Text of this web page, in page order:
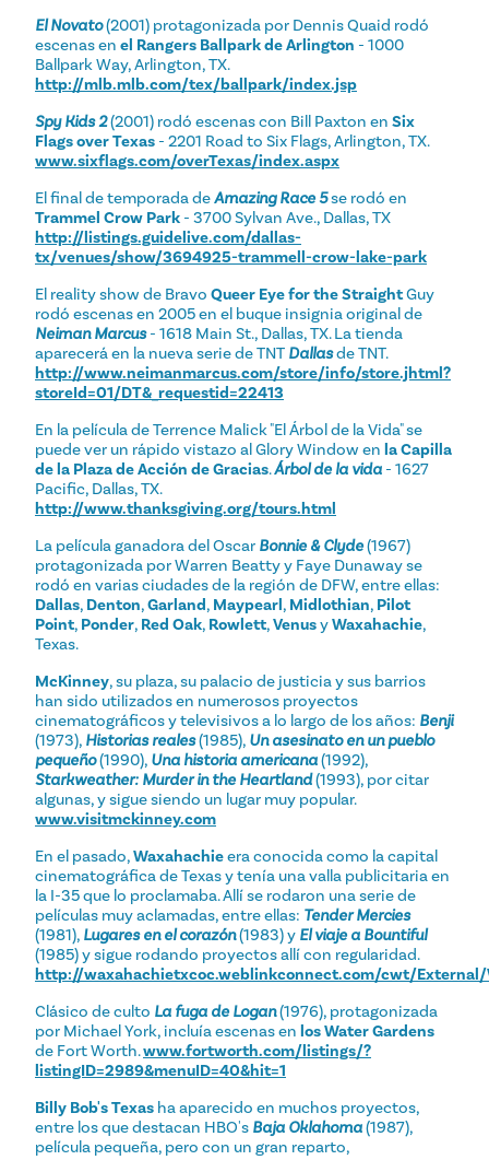
El Novato(2001) protagonizada por Dennis Quaid rodó
escenas en el Rangers Ballpark de Arlington - 1000
Ballpark Way, Arlington, TX.
http://mlb.mlb.com/tex/ballpark/index.jsp
Spy Kids 2(2001) rodó escenas con Bill Paxton en Six
Flags over Texas - 2201 Road to Six Flags, Arlington, TX.
www.sixflags.com/overTexas/index.aspx
El final de temporada deAmazing Race 5se rodó en
Trammel Crow Park - 3700 Sylvan Ave., Dallas, TX
http://listings.guidelive.com/dallas-
tx/venues/show/3694925-trammell-crow-lake-park
El reality show de Bravo Queer Eye for the StraightGuy
rodó escenas en 2005 en el buque insignia original de
Neiman Marcus- 1618 Main St., Dallas, TX. La tienda
aparecerá en la nueva serie de TNT Dallasde TNT.
http://www.neimanmarcus.com/store/info/store.jhtml?
storeId=01/DT&_requestid=22413
En la película de Terrence Malick "El Árbol de la Vida" se
puede ver un rápido vistazo al Glory Window en la Capilla
de la Plaza de Acción de Gracias.Árbol de la vida - 1627
Pacific, Dallas, TX.
http://www.thanksgiving.org/tours.html
La película ganadora del Oscar Bonnie & Clyde(1967)
protagonizada por Warren Beatty y Faye Dunaway se
rodó en varias ciudades de la región de DFW, entre ellas:
Dallas, Denton,Garland, Maypearl, Midlothian, Pilot
Point, Ponder, Red Oak, Rowlett,VenusyWaxahachie,
Texas.
McKinney, su plaza, su palacio de justicia y sus barrios
han sido utilizados en numerosos proyectos
cinematográficos y televisivos a lo largo de los años: Benji
(1973), Historias reales(1985), Un asesinato en un pueblo
pequeño(1990), Una historia americana(1992),
Starkweather: Murder in the Heartland(1993), por citar
algunas, y sigue siendo un lugar muy popular.
www.visitmckinney.com
En el pasado,Waxahachieera conocida como la capital
cinematográfica de Texas y tenía una valla publicitaria en
la I-35 que lo proclamaba. Allí se rodaron una serie de
películas muy aclamadas, entre ellas: Tender Mercies
(1981), Lugares en el corazón(1983) y El viaje a Bountiful
(1985) y sigue rodando proyectos allí con regularidad.
http://waxahachietxcoc.weblinkconnect.com/cwt/External/
Clásico de culto La fuga de Logan(1976), protagonizada
por Michael York, incluía escenas en los Water Gardens
de Fort Worth.www.fortworth.com/listings/?
listingID=2989&menuID=40&hit=1
Billy Bob's Texas ha aparecido en muchos proyectos,
entre los que destacan HBO's Baja Oklahoma(1987),
película pequeña, pero con un gran reparto,